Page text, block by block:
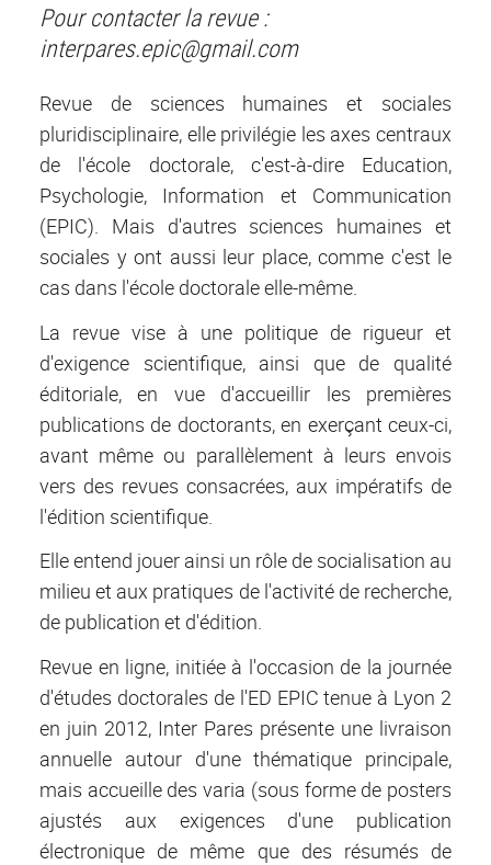
Pour contacter la revue :
interpares.epic@gmail.com
Revue de sciences humaines et sociales
pluridisciplinaire, elle privilégie les axes centraux
de l'école doctorale, c'est-à-dire Education,
Psychologie, Information et Communication
(EPIC). Mais d'autres sciences humaines et
sociales y ont aussi leur place, comme c'est le
cas dans l'école doctorale elle-même.
La revue vise à une politique de rigueur et
d'exigence scientifique, ainsi que de qualité
éditoriale, en vue d'accueillir les premières
publications de doctorants, en exerçant ceux-ci,
avant même ou parallèlement à leurs envois
vers des revues consacrées, aux impératifs de
l'édition scientifique.
Elle entend jouer ainsi un rôle de socialisation au
milieu et aux pratiques de l'activité de recherche,
de publication et d'édition.
Revue en ligne, initiée à l'occasion de la journée
d'études doctorales de l'ED EPIC tenue à Lyon 2
en juin 2012, Inter Pares présente une livraison
annuelle autour d'une thématique principale,
mais accueille des varia (sous forme de posters
ajustés aux exigences d'une publication
électronique de même que des résumés de